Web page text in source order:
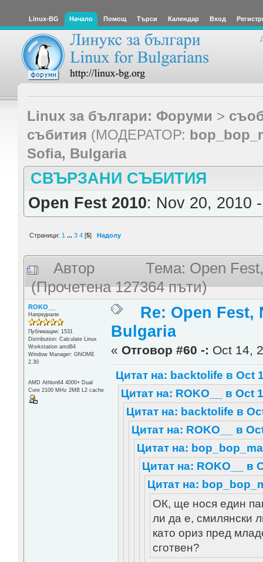
Linux-BG Начало Помощ Търси Календар Вход
Linux за българи: Форуми >
събития (МОДЕРАТОР:
Sofia, Bulgaria
СВЪРЗАНИ СЪБИТИЯ
Open Fest 2010: Nov 20, 2010
Страници: 1 ... 3 4 [5] Надолу
Автор
Тема: Open
(Прочетена 127364 пъти)
ROKO__
Напреднали
Публикации: 1531
Distribution: Calculate Linux
Workstation amd64
Window Manager: GNOME
2.30
AMD Athlon64 4000+ Dual
Core 2100 MHz 2MB L2 cache
Re: Open Fest,
Bulgaria
« Отговор #60 -: Oct 14,
Цитат на: backtolife в Oct
Цитат на: ROKO__ в Oct
Цитат на: backtolife в
Цитат на: ROKO__ в
Цитат на:
Цитат на: ROKO__ в
Цитат на:
ОК, ще нося един
ли да е, смилянски
като ориз пред
сготвен?